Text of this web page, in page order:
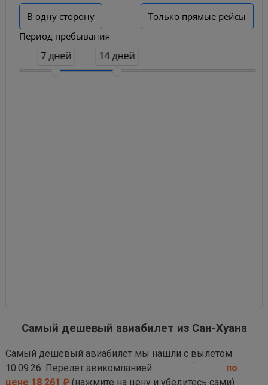
В одну сторону
Только прямые рейсы
Период пребывания
7 дней 14 дней
Самый дешевый авиабилет из Сан-Хуана
Самый дешевый авиабилет мы нашли с вылетом
10.09.26. Перелет авикомпанией
по
цене 18 261 ₽ (нажмите на цену и убедитесь сами)